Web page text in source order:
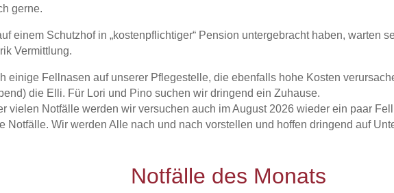
gerne.
einem Schutzhof in „kostenpflichtiger“ Pension untergebracht haben, warten
Vermittlung.
einige Fellnasen auf unserer Pflegestelle, die ebenfalls hohe Kosten
die Elli. Für Lori und Pino suchen wir dringend ein Zuhause.
vielen Notfälle werden wir versuchen auch im August 2026 wieder ein paar
Notfälle. Wir werden Alle nach und nach vorstellen und hoffen dringend auf
Notfälle des Monats